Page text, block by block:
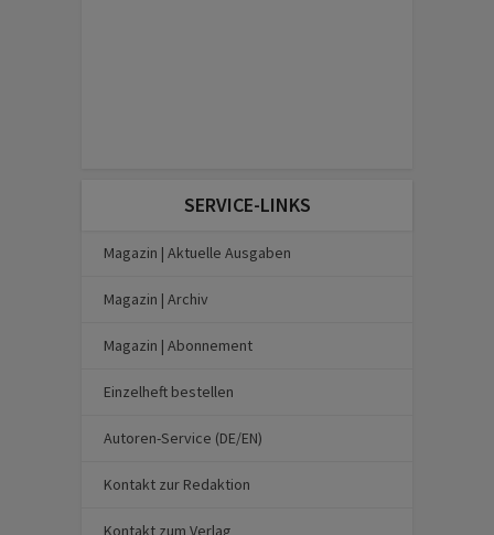
SERVICE-LINKS
Magazin | Aktuelle Ausgaben
Magazin | Archiv
Magazin | Abonnement
Einzelheft bestellen
Autoren-Service (DE/EN)
Kontakt zur Redaktion
Kontakt zum Verlag